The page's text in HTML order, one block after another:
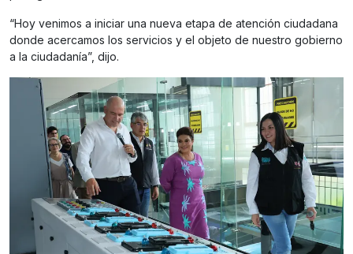
“Hoy venimos a iniciar una nueva etapa de atención ciudadana
donde acercamos los servicios y el objeto de nuestro gobierno
a la ciudadanía”, dijo.